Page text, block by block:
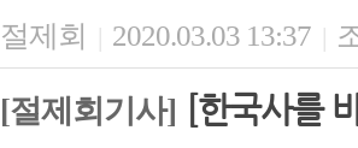
절제회 | 2020.03.03 13:37 |
[절제회기사] [한국사를